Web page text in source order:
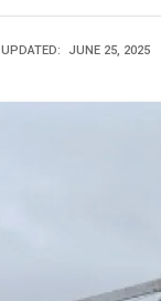
UPDATED: JUNE 25, 2025